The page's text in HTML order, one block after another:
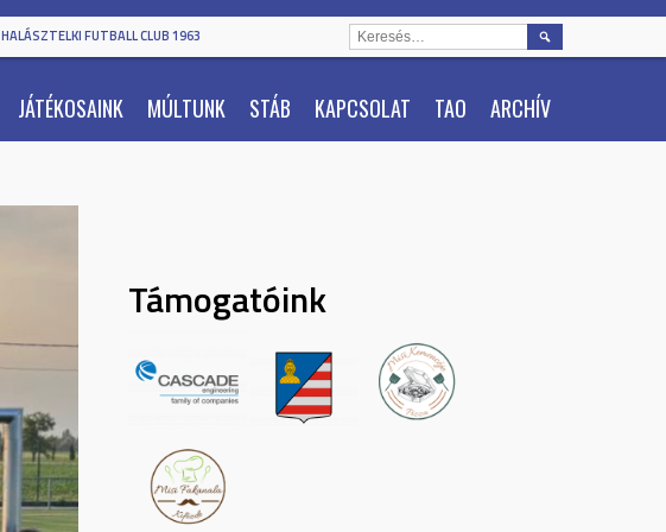
HALÁSZTELKI FUTBALL CLUB 1963
JÁTÉKOSAINK MÚLTUNK STÁB KAPCSOLAT TAO ARCHÍV
KERESÉS:
Támogatóink